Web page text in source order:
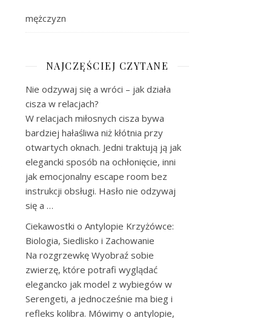
mężczyzn
NAJCZĘŚCIEJ CZYTANE
Nie odzywaj się a wróci – jak działa
cisza w relacjach?
W relacjach miłosnych cisza bywa
bardziej hałaśliwa niż kłótnia przy
otwartych oknach. Jedni traktują ją jak
elegancki sposób na ochłonięcie, inni
jak emocjonalny escape room bez
instrukcji obsługi. Hasło nie odzywaj
się a …
Ciekawostki o Antylopie Krzyżówce:
Biologia, Siedlisko i Zachowanie
Na rozgrzewkę Wyobraź sobie
zwierzę, które potrafi wyglądać
elegancko jak model z wybiegów w
Serengeti, a jednocześnie ma bieg i
refleks kolibra. Mówimy o antylopie,